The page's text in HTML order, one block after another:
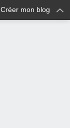
Créer mon blog